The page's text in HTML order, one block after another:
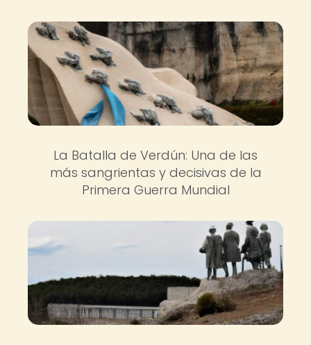
La Batalla de Verdún: Una de las
más sangrientas y decisivas de la
Primera Guerra Mundial